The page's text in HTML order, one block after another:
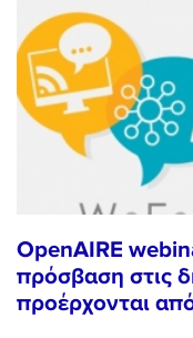
OpenAIRE
πρόσβαση στις
προέρχονται